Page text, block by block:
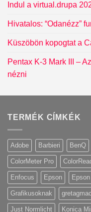
Indul a virtual.drupa
Hivatalos: “Odanézz”
Küszöbön kopogtat a
Pentax K-3 Mark III –
nézni
TERMÉK CÍMKÉK
Adobe Barbieri BenQ
ColorMeter Pro
Enfocus Epson
Grafikusoknak
Just Normlicht Konica